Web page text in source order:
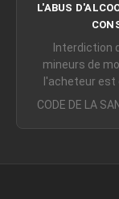
L'ABUS
Interdiction
mineurs de
l'acheteur est
CODE DE LA